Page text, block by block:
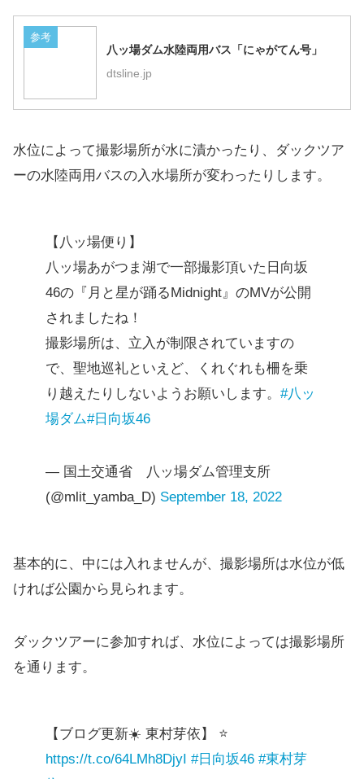
参考
八ッ場ダム水陸両用バス「にゃがてん号」
dtsline.jp
水位によって撮影場所が水に漬かったり、ダックツア
ーの水陸両用バスの入水場所が変わったりします。
【八ッ場便り】
八ッ場あがつま湖で一部撮影頂いた日向坂
46の『月と星が踊るMidnight』のMVが公開
されましたね！
撮影場所は、立入が制限されていますの
で、聖地巡礼といえど、くれぐれも柵を乗
り越えたりしないようお願いします。 #八ッ
場ダム#日向坂46
— 国土交通省 八ッ場ダム管理支所
(@mlit_yamba_D) September 18, 2022
基本的に、中には入れませんが、撮影場所は水位が低
ければ公園から見られます。
ダックツアーに参加すれば、水位によっては撮影場所
を通ります。
【ブログ更新☀️ 東村芽依】 ⭐️
https://t.co/64LMh8DjyI #日向坂46 #東村芽